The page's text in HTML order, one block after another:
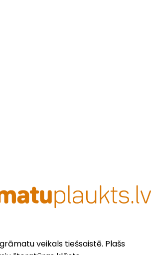
veikals tiešsaistē. Plašs